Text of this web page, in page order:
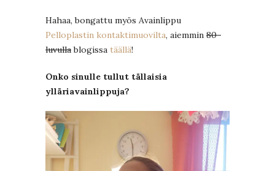
Hahaa, bongattu myös Avainlippu
Pelloplastin kontaktimuovilta, aiemmin 80-
luvullablogissa täällä!
Onko sinulle tullut tällaisia
ylläriavainlippuja?